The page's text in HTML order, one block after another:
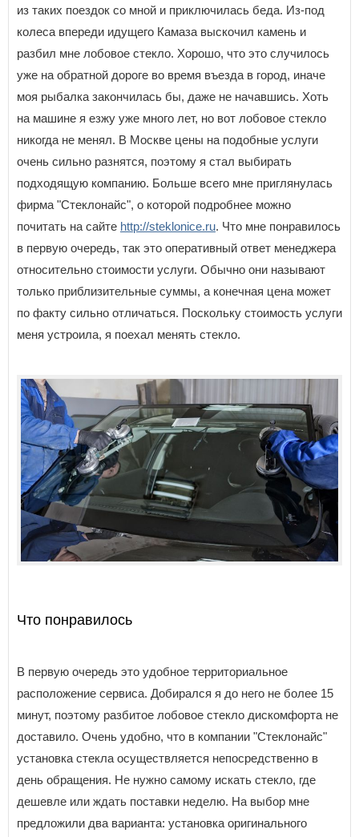
из таких поездок со мной и приключилась беда. Из-под
колеса впереди идущего Камаза выскочил камень и
разбил мне лобовое стекло. Хорошо, что это случилось
уже на обратной дороге во время въезда в город, иначе
моя рыбалка закончилась бы, даже не начавшись. Хоть
на машине я езжу уже много лет, но вот лобовое стекло
никогда не менял. В Москве цены на подобные услуги
очень сильно разнятся, поэтому я стал выбирать
подходящую компанию. Больше всего мне приглянулась
фирма "Стеклонайс", о которой подробнее можно
почитать на сайте http://steklonice.ru. Что мне понравилось
в первую очередь, так это оперативный ответ менеджера
относительно стоимости услуги. Обычно они называют
только приблизительные суммы, а конечная цена может
по факту сильно отличаться. Поскольку стоимость услуги
меня устроила, я поехал менять стекло.
Что понравилось
В первую очередь это удобное территориальное
расположение сервиса. Добирался я до него не более 15
минут, поэтому разбитое лобовое стекло дискомфорта не
доставило. Очень удобно, что в компании "Стеклонайс"
установка стекла осуществляется непосредственно в
день обращения. Не нужно самому искать стекло, где
дешевле или ждать поставки неделю. На выбор мне
предложили два варианта: установка оригинального